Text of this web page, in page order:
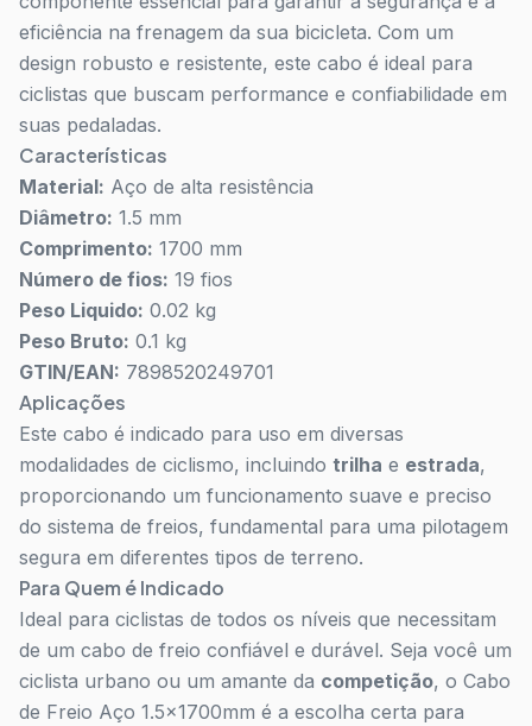
eficiência na frenagem da sua bicicleta. Com um
design robusto e resistente, este cabo é ideal para
ciclistas que buscam performance e confiabilidade em
suas pedaladas.
Características
Material: Aço de alta resistência
Diâmetro: 1.5 mm
Comprimento: 1700 mm
Número de fios: 19 fios
Peso Liquido: 0.02 kg
Peso Bruto: 0.1 kg
GTIN/EAN: 7898520249701
Aplicações
Este cabo é indicado para uso em diversas
modalidades de ciclismo, incluindo trilha e estrada,
proporcionando um funcionamento suave e preciso
do sistema de freios, fundamental para uma pilotagem
segura em diferentes tipos de terreno.
Para Quem é Indicado
Ideal para ciclistas de todos os níveis que necessitam
de um cabo de freio confiável e durável. Seja você um
ciclista urbano ou um amante da competição, o Cabo
de Freio Aço 1.5x1700mm é a escolha certa para